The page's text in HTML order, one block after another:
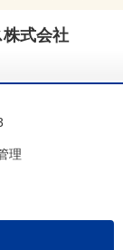
式会社
理